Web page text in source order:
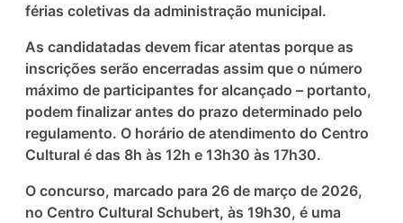
férias coletivas da administração municipal.
As candidatadas devem ficar atentas porque as
inscrições serão encerradas assim que o número
máximo de participantes for alcançado – portanto,
podem finalizar antes do prazo determinado pelo
regulamento. O horário de atendimento do Centro
Cultural é das 8h às 12h e 13h30 às 17h30.
O concurso, marcado para 26 de março de 2026,
no Centro Cultural Schubert, às 19h30, é uma